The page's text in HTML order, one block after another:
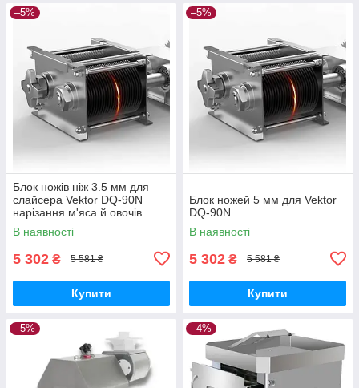
–5%
Блок ножів ніж 3.5 мм для
слайсера Vektor DQ-90N
нарізання м'яса й овочів
В наявності
5 302 ₴ 5 581 ₴
Купити
–5%
Блок ножей 5 мм для Vektor
DQ-90N
В наявності
5 302 ₴ 5 581 ₴
Купити
–5% –4%